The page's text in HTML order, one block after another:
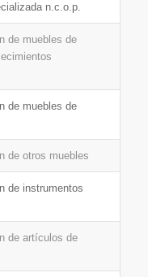
n.c.o.p.
de muebles de
de muebles de
de otros muebles
de instrumentos
de artículos de